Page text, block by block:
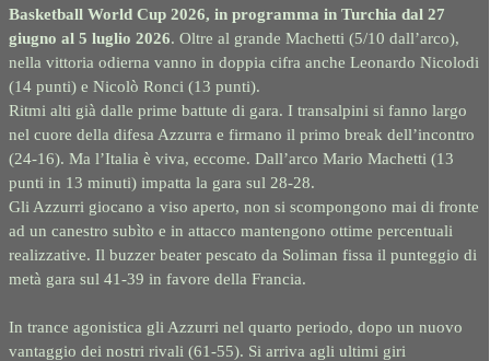
Basketball World Cup 2026, in programma in Turchia dal 27
giugno al 5 luglio 2026. Oltre al grande Machetti (5/10 dall’arco),
nella vittoria odierna vanno in doppia cifra anche Leonardo Nicolodi
(14 punti) e Nicolò Ronci (13 punti).
Ritmi alti già dalle prime battute di gara. I transalpini si fanno largo
nel cuore della difesa Azzurra e firmano il primo break dell’incontro
(24-16). Ma l’Italia è viva, eccome. Dall’arco Mario Machetti (13
punti in 13 minuti) impatta la gara sul 28-28.
Gli Azzurri giocano a viso aperto, non si scompongono mai di fronte
ad un canestro subìto e in attacco mantengono ottime percentuali
realizzative. Il buzzer beater pescato da Soliman fissa il punteggio di
metà gara sul 41-39 in favore della Francia.
In trance agonistica gli Azzurri nel quarto periodo, dopo un nuovo
vantaggio dei nostri rivali (61-55). Si arriva agli ultimi giri